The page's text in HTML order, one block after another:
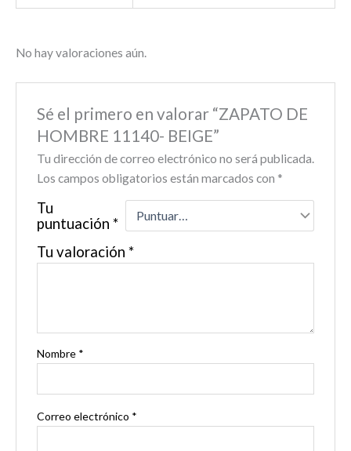
No hay valoraciones aún.
Sé el primero en valorar “ZAPATO DE
HOMBRE 11140- BEIGE”
Tu dirección de correo electrónico no será publicada.
Los campos obligatorios están marcados con *
Tu
puntuación *
Tu valoración *
Nombre *
Correo electrónico *